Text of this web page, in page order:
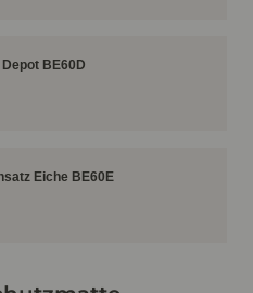
BE60D
Eiche BE60E